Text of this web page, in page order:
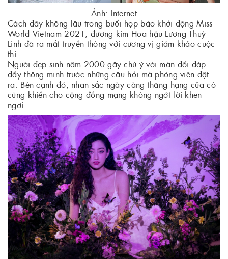
Ảnh: Internet
Cách đây không lâu trong buổi họp báo khởi động Miss
World Vietnam 2021, đương kim Hoa hậu Lương Thuỳ
Linh đã ra mắt truyền thông với cương vị giám khảo cuộc
thi.
Người đẹp sinh năm 2000 gây chú ý với màn đối đáp
đầy thông minh trước những câu hỏi mà phóng viên đặt
ra. Bên cạnh đó, nhan sắc ngày càng thăng hạng của cô
cũng khiến cho cộng đồng mạng không ngớt lời khen
ngợi.